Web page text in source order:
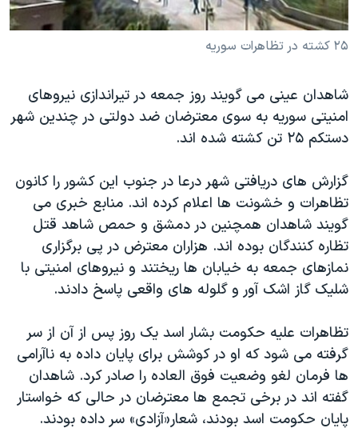
فرهنگ و زندگی
حقوق شهروندی
علم و فناوری
اسرائیل در جنگ
آرشیو پخش زنده
مستندها
انتخابات ریاست جمهوری آمریکا ۲۰۲۴
رمز مهسا
ورزش زنان در ایران
مجموعه مستندهای دادخواهی
تریبونال مردمی آبان ۹۸
دادگاه حمید نوری
چهل سال گروگان‌گیری
اعتراضات مردمی آبان ۹۸
اسرائیل در جنگ
نرگس محمدی برنده جایزه نوبل صلح
همایش محافظه‌کاران آمریکا «سی‌پک»
دنبال کنید
زبانهای مختلف
۲۵ کشته در تظاهرات سوریه
شاهدان عینی می گویند روز جمعه در تیراندازی نیروهای
امنیتی سوریه به سوی معترضان ضد دولتی در چندین شهر
دستکم ۲۵ تن کشته شده اند.
گزارش های دریافتی شهر درعا در جنوب این کشور را کانون
تظاهرات و خشونت ها اعلام کرده اند. منابع خبری می
گویند شاهدان همچنین در دمشق و حمص شاهد قتل
تظاره کنندگان بوده اند. هزاران معترض در پی برگزاری
نمازهای جمعه به خیابان ها ریختند و نیروهای امنیتی با
شلیک گاز اشک آور و گلوله های واقعی پاسخ دادند.
تظاهرات علیه حکومت بشار اسد یک روز پس از آن از سر
گرفته می شود که او در کوشش برای پایان داده به ناآرامی
ها فرمان لغو وضعیت فوق العاده را صادر کرد. شاهدان
گفته اند در برخی تجمع ها معترضان در حالی که خواستار
پایان حکومت اسد بودند، شعار«آزادی» سر داده بودند.